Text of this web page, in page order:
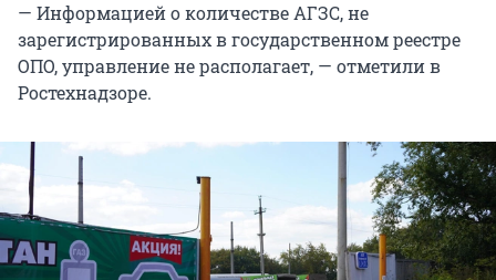
— Информацией о количестве АГЗС, не
зарегистрированных в государственном реестре
ОПО, управление не располагает, — отметили в
Ростехнадзоре.